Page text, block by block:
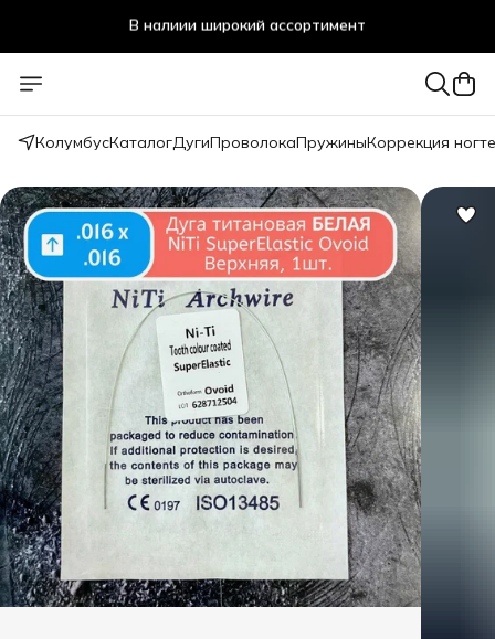
Стоматологичечкие материалы оптом и в розницу
КолумбусКаталогДугиПроволокаПружиныКоррекция